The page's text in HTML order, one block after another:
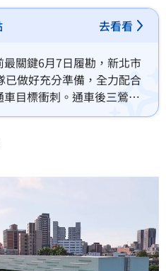
去看看
關鍵6月7日履勘，新北市
做好充分準備，全力配合
目標衝刺。通車後三鶯地
縮短20分鐘。（記者：簡